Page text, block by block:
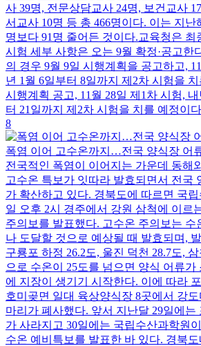
사 39명, 전문상담교사 24명, 보건교사
서교사 10명 등 총 466명이다. 이는 지난
명보다 91명 줄어든 것이다.교육청은 최
시험 세부 사항은 오는 9월 확정·공고한
의 경우 9월 9일 시행계획을 공고하고,
년 1월 6일부터 8일까지 제2차 시험을
시행계획 공고, 11월 28일 제1차 시험,
터 21일까지 제2차 시험을 치를 예정이
8
폭염 이어 고수온까지…전국 양식장 어
전국적인 폭염이 이어지는 가운데 동해
고수온 특보가 잇따라 발효되면서 전국
가 확산하고 있다. 경북도에 따르면 국
일 오후 2시 경주에서 강원 삼척에 이르
주의보를 발표했다. 고수온 주의보는 수
나 도달할 것으로 예상될 때 발효되며,
구룡포 하정 26.2도, 울진 덕천 28.7도,
으로 수온이 25도를 넘으면 양식 어류가
에 지장이 생기기 시작한다. 이에 따라
호미곶면 일대 육상양식장 8곳에서 강도
마리가 폐사했다. 앞서 지난달 29일에는
가 사라지고 30일에는 국립수산과학원
수온 예비특보를 발표한 바 있다. 경북